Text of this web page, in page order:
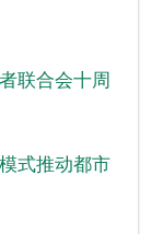
联合会十周
式推动都市